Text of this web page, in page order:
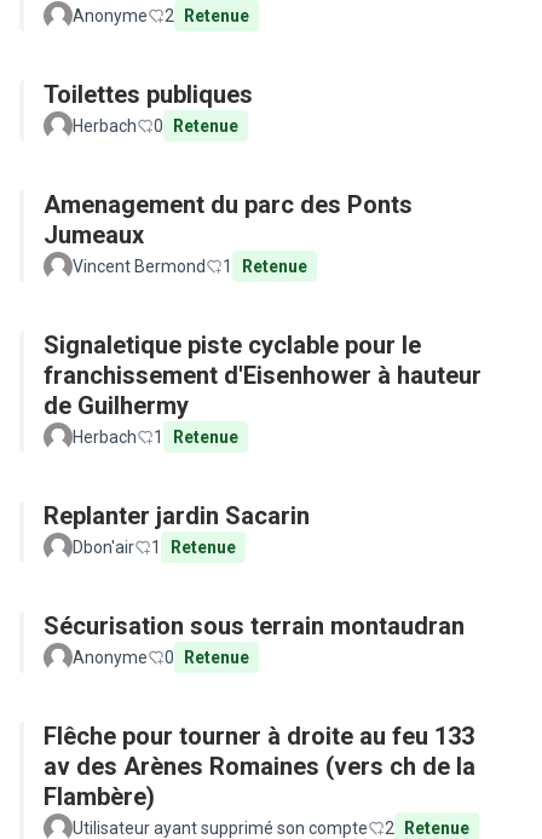
Anonyme 2 Retenue
Toilettes publiques
Herbach 0 Retenue
Amenagement du parc des Ponts
Jumeaux
Vincent Bermond 1 Retenue
Signaletique piste cyclable pour le
franchissement d'Eisenhower à hauteur
de Guilhermy
Herbach 1 Retenue
Replanter jardin Sacarin
Dbon'air 1 Retenue
Sécurisation sous terrain montaudran
Anonyme 0 Retenue
Flêche pour tourner à droite au feu 133
av des Arènes Romaines (vers ch de la
Flambère)
Utilisateur ayant supprimé son compte 2 Retenue